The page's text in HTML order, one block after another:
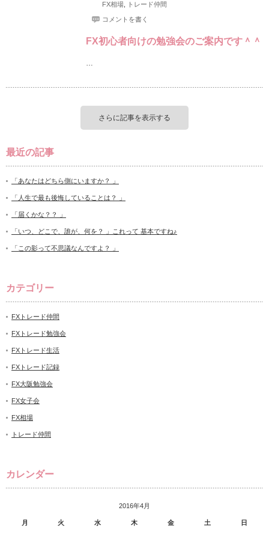
FX相場, トレード仲間
コメントを書く
FX初心者向けの勉強会のご案内です＾＾
…
さらに記事を表示する
最近の記事
「あなたはどちら側にいますか？ 」
「人生で最も後悔していることは？ 」
「届くかな？？ 」
「いつ、どこで、誰が、何を？ 」これって 基本ですね♪
「この影って不思議なんですよ？ 」
カテゴリー
FXトレード仲間
FXトレード勉強会
FXトレード生活
FXトレード記録
FX大阪勉強会
FX女子会
FX相場
トレード仲間
カレンダー
2016年4月
月 火 水 木 金 土 日